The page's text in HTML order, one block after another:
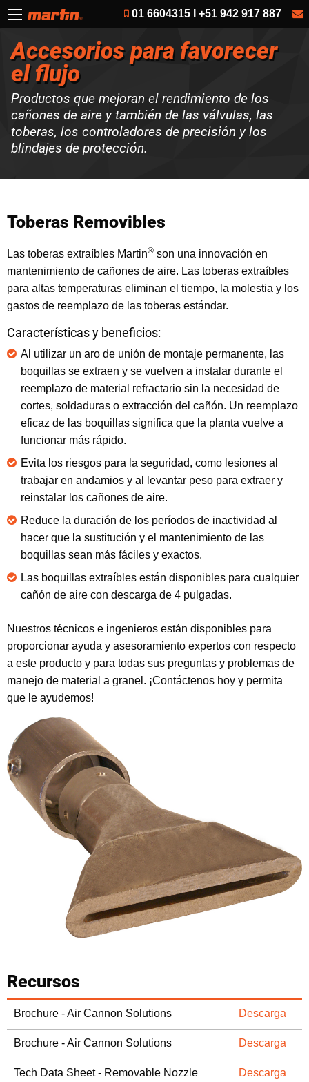
01 6604315 I +51 942 917 887
Accesorios para favorecer
el flujo
Productos que mejoran el rendimiento de los
cañones de aire y también de las válvulas, las
toberas, los controladores de precisión y los
blindajes de protección.
Toberas Removibles
Las toberas extraíbles Martin® son una innovación en
mantenimiento de cañones de aire. Las toberas extraíbles
para altas temperaturas eliminan el tiempo, la molestia y los
gastos de reemplazo de las toberas estándar.
Características y beneficios:
Al utilizar un aro de unión de montaje permanente, las
boquillas se extraen y se vuelven a instalar durante el
reemplazo de material refractario sin la necesidad de
cortes, soldaduras o extracción del cañón. Un reemplazo
eficaz de las boquillas significa que la planta vuelve a
funcionar más rápido.
Evita los riesgos para la seguridad, como lesiones al
trabajar en andamios y al levantar peso para extraer y
reinstalar los cañones de aire.
Reduce la duración de los períodos de inactividad al
hacer que la sustitución y el mantenimiento de las
boquillas sean más fáciles y exactos.
Las boquillas extraíbles están disponibles para cualquier
cañón de aire con descarga de 4 pulgadas.
Nuestros técnicos e ingenieros están disponibles para
proporcionar ayuda y asesoramiento expertos con respecto
a este producto y para todas sus preguntas y problemas de
manejo de material a granel. ¡Contáctenos hoy y permita
que le ayudemos!
Recursos
Brochure - Air Cannon Solutions Descarga
Brochure - Air Cannon Solutions Descarga
Tech Data Sheet - Removable Nozzle Descarga